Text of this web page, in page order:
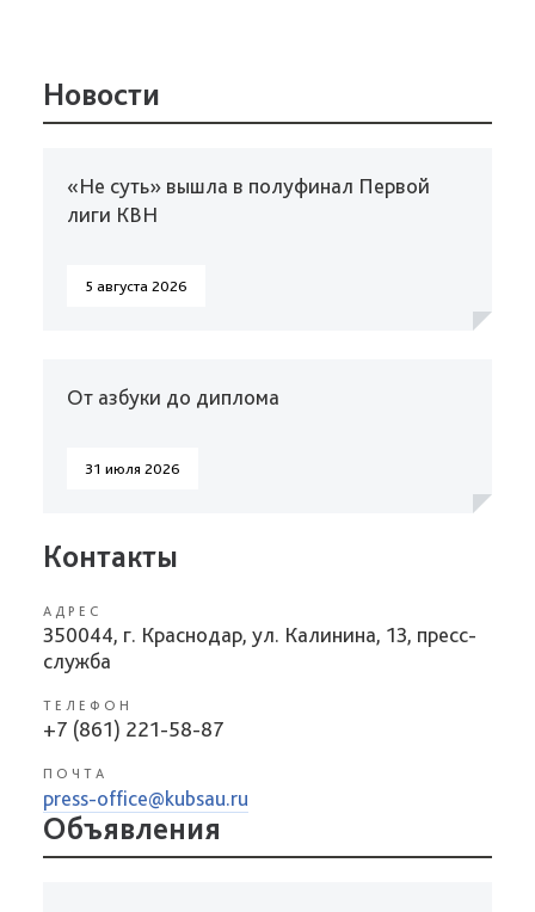
Новости
«Не суть» вышла в полуфинал Первой
лиги КВН
5 августа 2026
От азбуки до диплома
31 июля 2026
Контакты
АДРЕС
350044, г. Краснодар, ул. Калинина, 13, пресс-
служба
ТЕЛЕФОН
+7 (861) 221-58-87
ПОЧТА
press-office@kubsau.ru
Объявления